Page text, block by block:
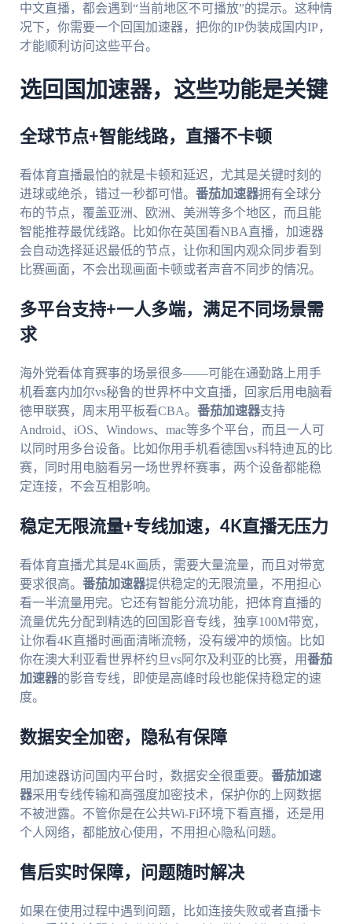
中文直播，都会遇到“当前地区不可播放”的提示。这种情
况下，你需要一个回国加速器，把你的IP伪装成国内IP，
才能顺利访问这些平台。
选回国加速器，这些功能是关键
全球节点+智能线路，直播不卡顿
看体育直播最怕的就是卡顿和延迟，尤其是关键时刻的
进球或绝杀，错过一秒都可惜。 番茄加速器拥有全球分
布的节点，覆盖亚洲、欧洲、美洲等多个地区，而且能
智能推荐最优线路。比如你在英国看NBA直播，加速器
会自动选择延迟最低的节点，让你和国内观众同步看到
比赛画面，不会出现画面卡顿或者声音不同步的情况。
多平台支持+一人多端，满足不同场景需
求
海外党看体育赛事的场景很多——可能在通勤路上用手
机看塞内加尔vs秘鲁的世界杯中文直播，回家后用电脑看
德甲联赛，周末用平板看CBA。 番茄加速器支持
Android、iOS、Windows、mac等多个平台，而且一人可
以同时用多台设备。比如你用手机看德国vs科特迪瓦的比
赛，同时用电脑看另一场世界杯赛事，两个设备都能稳
定连接，不会互相影响。
稳定无限流量+专线加速，4K直播无压力
看体育直播尤其是4K画质，需要大量流量，而且对带宽
要求很高。 番茄加速器提供稳定的无限流量，不用担心
看一半流量用完。它还有智能分流功能，把体育直播的
流量优先分配到精选的回国影音专线，独享100M带宽，
让你看4K直播时画面清晰流畅，没有缓冲的烦恼。比如
你在澳大利亚看世界杯约旦vs阿尔及利亚的比赛，用番茄
加速器的影音专线，即使是高峰时段也能保持稳定的速
度。
数据安全加密，隐私有保障
用加速器访问国内平台时，数据安全很重要。 番茄加速
器采用专线传输和高强度加密技术，保护你的上网数据
不被泄露。不管你是在公共Wi-Fi环境下看直播，还是用
个人网络，都能放心使用，不用担心隐私问题。
售后实时保障，问题随时解决
如果在使用过程中遇到问题，比如连接失败或者直播卡